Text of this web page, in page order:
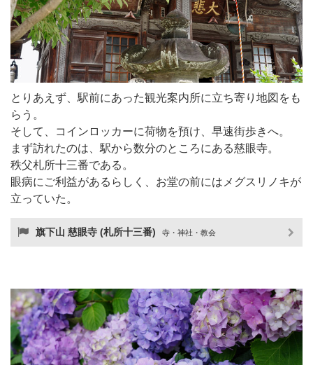
とりあえず、駅前にあった観光案内所に立ち寄り地図をも
らう。
そして、コインロッカーに荷物を預け、早速街歩きへ。
まず訪れたのは、駅から数分のところにある慈眼寺。
秩父札所十三番である。
眼病にご利益があるらしく、お堂の前にはメグスリノキが
立っていた。
旗下山 慈眼寺 (札所十三番) 寺・神社・教会